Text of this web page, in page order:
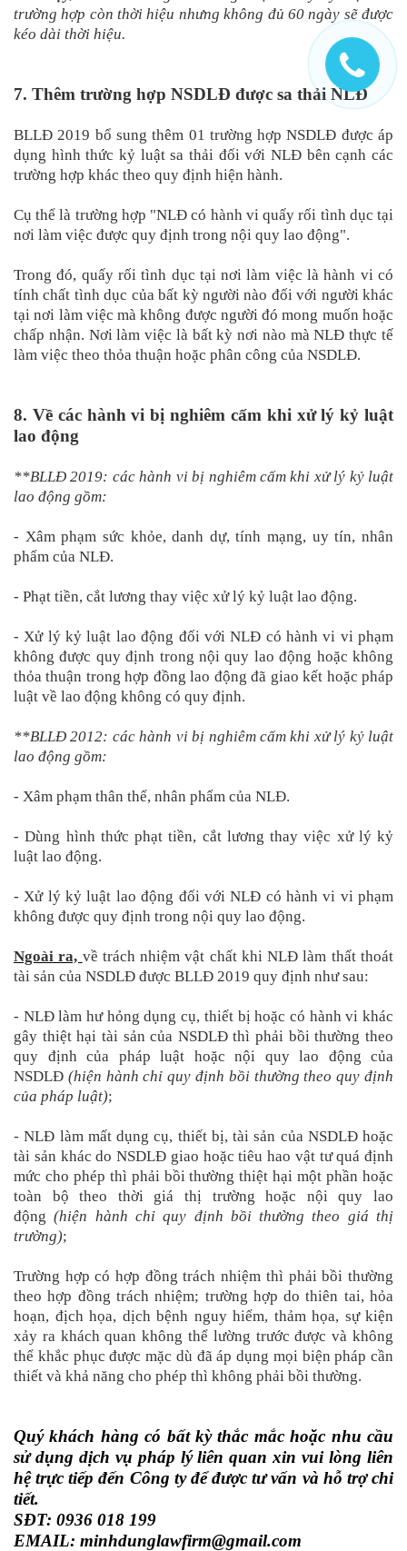
trường hợp còn thời hiệu nhưng không đủ 60 ngày sẽ được
kéo dài thời hiệu.
7. Thêm trường hợp NSDLĐ được sa thải NLĐ
BLLĐ 2019 bổ sung thêm 01 trường hợp NSDLĐ được áp
dụng hình thức kỷ luật sa thải đối với NLĐ bên cạnh các
trường hợp khác theo quy định hiện hành.
Cụ thể là trường hợp "NLĐ có hành vi quấy rối tình dục tại
nơi làm việc được quy định trong nội quy lao động".
Trong đó, quấy rối tình dục tại nơi làm việc là hành vi có
tính chất tình dục của bất kỳ người nào đối với người khác
tại nơi làm việc mà không được người đó mong muốn hoặc
chấp nhận. Nơi làm việc là bất kỳ nơi nào mà NLĐ thực tế
làm việc theo thỏa thuận hoặc phân công của NSDLĐ.
8. Về các hành vi bị nghiêm cấm khi xử lý kỷ luật
lao động
**BLLĐ 2019: các hành vi bị nghiêm cấm khi xử lý kỷ luật
lao động gồm:
- Xâm phạm sức khỏe, danh dự, tính mạng, uy tín, nhân
phẩm của NLĐ.
- Phạt tiền, cắt lương thay việc xử lý kỷ luật lao động.
- Xử lý kỷ luật lao động đối với NLĐ có hành vi vi phạm
không được quy định trong nội quy lao động hoặc không
thỏa thuận trong hợp đồng lao động đã giao kết hoặc pháp
luật về lao động không có quy định.
**BLLĐ 2012: các hành vi bị nghiêm cấm khi xử lý kỷ luật
lao động gồm:
- Xâm phạm thân thể, nhân phẩm của NLĐ.
- Dùng hình thức phạt tiền, cắt lương thay việc xử lý kỷ
luật lao động.
- Xử lý kỷ luật lao động đối với NLĐ có hành vi vi phạm
không được quy định trong nội quy lao động.
Ngoài ra, về trách nhiệm vật chất khi NLĐ làm thất thoát
tài sản của NSDLĐ được BLLĐ 2019 quy định như sau:
- NLĐ làm hư hỏng dụng cụ, thiết bị hoặc có hành vi khác
gây thiệt hại tài sản của NSDLĐ thì phải bồi thường theo
quy định của pháp luật hoặc nội quy lao động của
NSDLĐ (hiện hành chỉ quy định bồi thường theo quy định
của pháp luật);
- NLĐ làm mất dụng cụ, thiết bị, tài sản của NSDLĐ hoặc
tài sản khác do NSDLĐ giao hoặc tiêu hao vật tư quá định
mức cho phép thì phải bồi thường thiệt hại một phần hoặc
toàn bộ theo thời giá thị trường hoặc nội quy lao
động(hiện hành chỉ quy định bồi thường theo giá thị
trường);
Trường hợp có hợp đồng trách nhiệm thì phải bồi thường
theo hợp đồng trách nhiệm; trường hợp do thiên tai, hỏa
hoạn, địch họa, dịch bệnh nguy hiểm, thảm họa, sự kiện
xảy ra khách quan không thể lường trước được và không
thể khắc phục được mặc dù đã áp dụng mọi biện pháp cần
thiết và khả năng cho phép thì không phải bồi thường.
Quý khách hàng có bất kỳ thắc mắc hoặc nhu cầu
sử dụng dịch vụ pháp lý liên quan xin vui lòng liên
hệ trực tiếp đến Công ty để được tư vấn và hỗ trợ chi
tiết.
SĐT: 0936 018 199
EMAIL: minhdunglawfirm@gmail.com